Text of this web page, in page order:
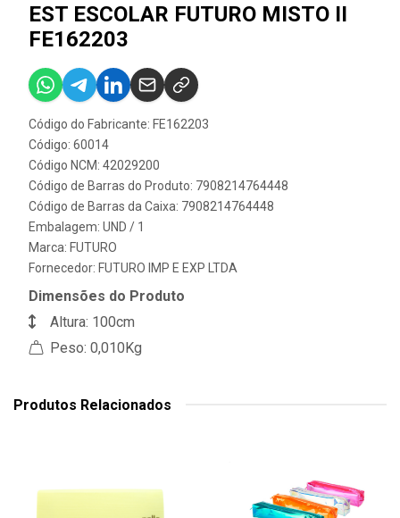
EST ESCOLAR FUTURO MISTO II
FE162203
Código do Fabricante: FE162203
Código: 60014
Código NCM: 42029200
Código de Barras do Produto: 7908214764448
Código de Barras da Caixa: 7908214764448
Embalagem: UND / 1
Marca: FUTURO
Fornecedor: FUTURO IMP E EXP LTDA
Dimensões do Produto
Altura: 100cm
Peso: 0,010Kg
Produtos Relacionados